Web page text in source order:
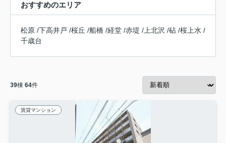
おすすめのエリア
松原 /下高井戸 /桜丘 /船橋 /経堂 /赤堤 / 上北沢 /砧 /桜上水 /
千歳台
39棟 64件
賃貸マンション